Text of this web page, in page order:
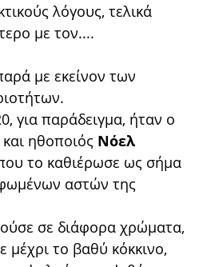
λόγους, τελικά
με τον....
με εκείνον των
για παράδειγμα, ήταν ο
ηθοποιός Νόελ
το καθιέρωσε ως σήμα
αστών της
σε διάφορα χρώματα,
μέχρι το βαθύ κόκκινο,